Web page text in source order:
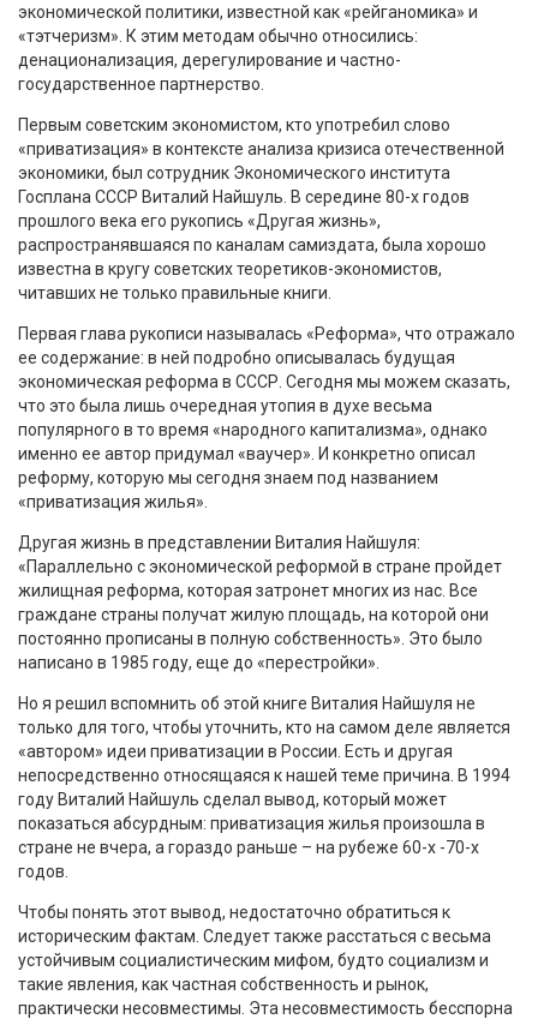
экономической политики, известной как «рейганомика» и
«тэтчеризм». К этим методам обычно относились:
денационализация, дерегулирование и частно-
государственное партнерство.
Первым советским экономистом, кто употребил слово
«приватизация» в контексте анализа кризиса отечественной
экономики, был сотрудник Экономического института
Госплана СССР Виталий Найшуль. В середине 80-х годов
прошлого века его рукопись «Другая жизнь»,
распространявшаяся по каналам самиздата, была хорошо
известна в кругу советских теоретиков-экономистов,
читавших не только правильные книги.
Первая глава рукописи называлась «Реформа», что отражало
ее содержание: в ней подробно описывалась будущая
экономическая реформа в СССР. Сегодня мы можем сказать,
что это была лишь очередная утопия в духе весьма
популярного в то время «народного капитализма», однако
именно ее автор придумал «ваучер». И конкретно описал
реформу, которую мы сегодня знаем под названием
«приватизация жилья».
Другая жизнь в представлении Виталия Найшуля:
«Параллельно с экономической реформой в стране пройдет
жилищная реформа, которая затронет многих из нас. Все
граждане страны получат жилую площадь, на которой они
постоянно прописаны в полную собственность». Это было
написано в 1985 году, еще до «перестройки».
Но я решил вспомнить об этой книге Виталия Найшуля не
только для того, чтобы уточнить, кто на самом деле является
«автором» идеи приватизации в России. Есть и другая
непосредственно относящаяся к нашей теме причина. В 1994
году Виталий Найшуль сделал вывод, который может
показаться абсурдным: приватизация жилья произошла в
стране не вчера, а гораздо раньше – на рубеже 60-х -70-х
годов.
Чтобы понять этот вывод, недостаточно обратиться к
историческим фактам. Следует также расстаться с весьма
устойчивым социалистическим мифом, будто социализм и
такие явления, как частная собственность и рынок,
практически несовместимы. Эта несовместимость бесспорна